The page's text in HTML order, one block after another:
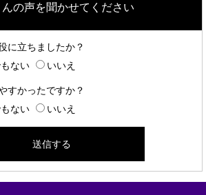
の声を聞かせてください
に立ちましたか？
ない いいえ
すかったですか？
ない いいえ